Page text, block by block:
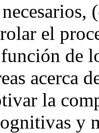
el
de
acerca
la
y